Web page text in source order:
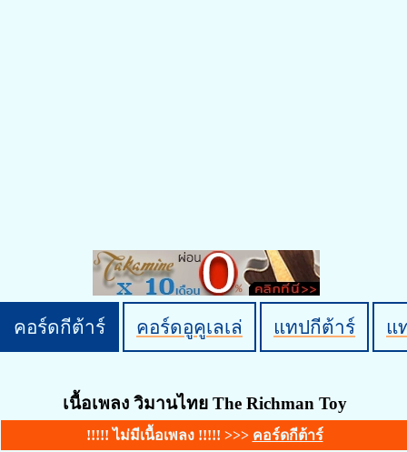
คอร์ดกีต้าร์ คอร์ดอูคูเลเล่ แทปกีต้าร์ แ
เนื้อเพลง วิมานไทย The Richman Toy
!!!!! ไม่มีเนื้อเพลง !!!!! >>> คอร์ดกีต้าร์